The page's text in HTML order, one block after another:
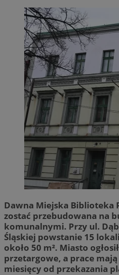
Dawna Miejska Biblioteka
zostać przebudowana na
komunalnymi. Przy ul.
Śląskiej powstanie 15
około 50 m². Miasto
przetargowe, a prace
miesięcy od przekazania